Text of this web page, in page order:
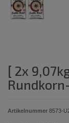
[ 2x
Artikelnummer 8573-